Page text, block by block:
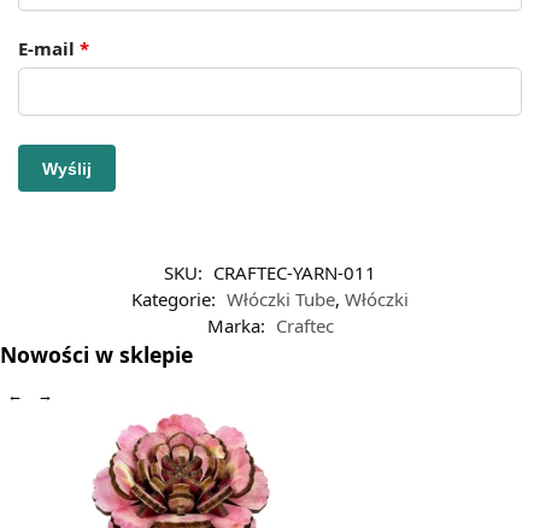
E-mail *
SKU: CRAFTEC-YARN-011
Kategorie: Włóczki Tube, Włóczki
Marka: Craftec
Nowości w sklepie
← →